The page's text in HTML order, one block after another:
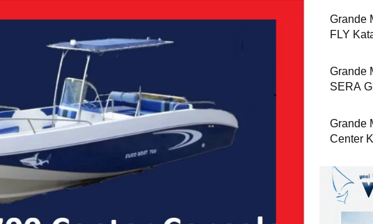
Grande
FLY
Grande
SERA
Grande
Center